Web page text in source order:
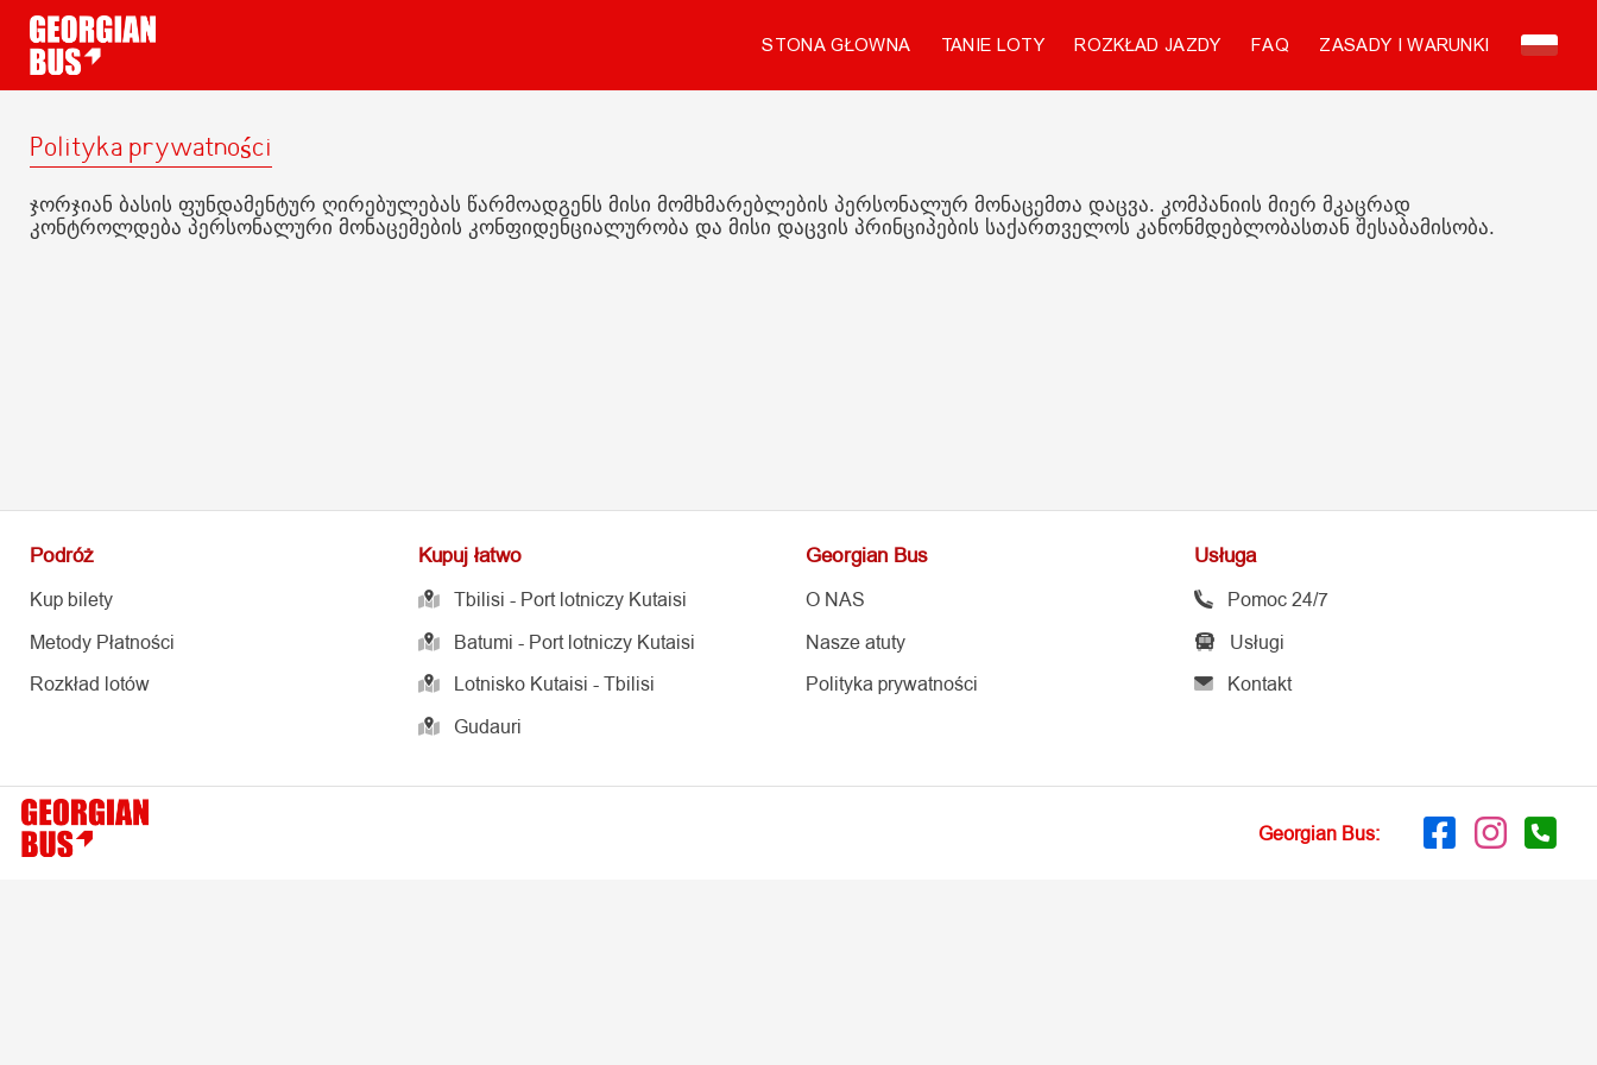
STONA GŁOWNA TANIE LOTY ROZKŁAD JAZDY FAQ ZASADY I WARUNKI
Polityka prywatności
ჯორჯიან ბასის ფუნდამენტურ ღირებულებას წარმოადგენს მისი მომხმარებლების პერსონალურ მონაცემთა დაცვა. კომპანიის მიერ მკაცრად
კონტროლდება პერსონალური მონაცემების კონფიდენციალურობა და მისი დაცვის პრინციპების საქართველოს კანონმდებლობასთან შესაბამისობა.
Kup bilety
Metody Płatności
Rozkład lotów
Tbilisi - Port lotniczy Kutaisi
Batumi - Port lotniczy Kutaisi
Lotnisko Kutaisi - Tbilisi
Gudauri
O NAS
Nasze atuty
Polityka prywatności
Pomoc 24/7
Usługi
Kontakt
Georgian Bus: